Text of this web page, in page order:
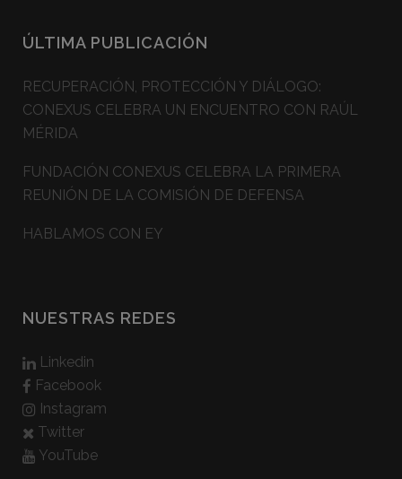
ÚLTIMA PUBLICACIÓN
RECUPERACIÓN, PROTECCIÓN Y DIÁLOGO:
CONEXUS CELEBRA UN ENCUENTRO CON RAÚL
MÉRIDA
FUNDACIÓN CONEXUS CELEBRA LA PRIMERA
REUNIÓN DE LA COMISIÓN DE DEFENSA
HABLAMOS CON EY
NUESTRAS REDES
Linkedin
Facebook
Instagram
Twitter
YouTube